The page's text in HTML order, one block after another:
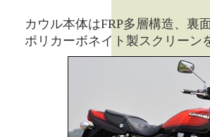
カウル本体はFRP多層構造、裏
ポリカーボネイト製スクリーン